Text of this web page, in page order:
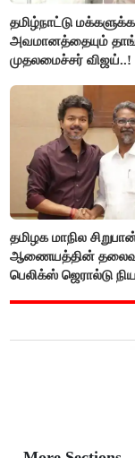
தமிழ்நாட்டு
அவமானத்தையும்
முதலமைச்சர் விஜய்..!
தமிழக மாநில
ஆணையத்தின்
பெலிக்ஸ் ஜெரால்டு